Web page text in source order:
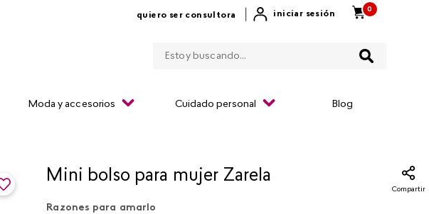
quiero ser consultora iniciar sesión
0
Moda y accesorios Cuidado personal Blog
Mini bolso para mujer Zarela​
Compartir
Razones para amarlo